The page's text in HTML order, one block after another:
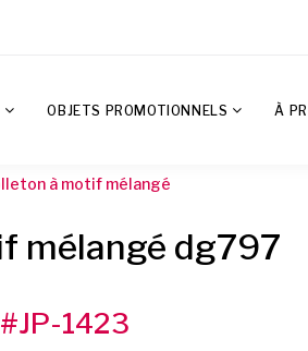
OBJETS PROMOTIONNELS À
à motif mélangé
mélangé dg797
#JP-1423